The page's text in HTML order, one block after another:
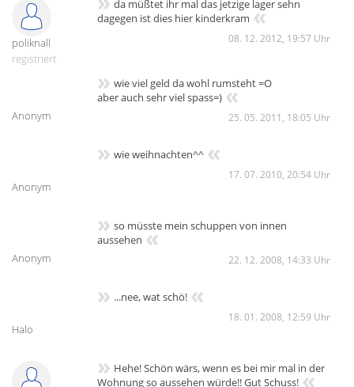
poliknall
registriert
da müßtet ihr mal das jetzige lager sehn
dagegen ist dies hier kinderkram «
08. 12. 2012, 19:57 Uhr
Anonym
» wie viel geld da wohl rumsteht =O
aber auch sehr viel spass=) «
25. 05. 2011, 18:05 Uhr
Anonym
» wie weihnachten^^ «
17. 07. 2010, 20:54 Uhr
Anonym
» so müsste mein schuppen von innen
aussehen «
22. 12. 2008, 14:33 Uhr
Halo
» ...nee, wat schö! «
18. 01. 2008, 12:59 Uhr
» Hehe! Schön wärs, wenn es bei mir mal in der
Wohnung so aussehen würde!! Gut Schuss! «